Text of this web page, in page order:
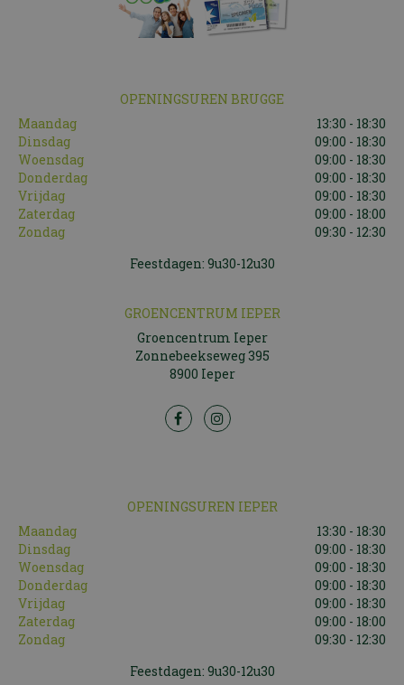
OPENINGSUREN BRUGGE
Maandag
13:30 - 18:30
Dinsdag
09:00 - 18:30
Woensdag
09:00 - 18:30
Donderdag
09:00 - 18:30
Vrijdag
09:00 - 18:30
Zaterdag
09:00 - 18:00
Zondag
09:30 - 12:30
Feestdagen: 9u30-12u30
GROENCENTRUM IEPER
Groencentrum Ieper
Zonnebeekseweg 395
8900 Ieper
OPENINGSUREN IEPER
Maandag
13:30 - 18:30
Dinsdag
09:00 - 18:30
Woensdag
09:00 - 18:30
Donderdag
09:00 - 18:30
Vrijdag
09:00 - 18:30
Zaterdag
09:00 - 18:00
Zondag
09:30 - 12:30
Feestdagen: 9u30-12u30